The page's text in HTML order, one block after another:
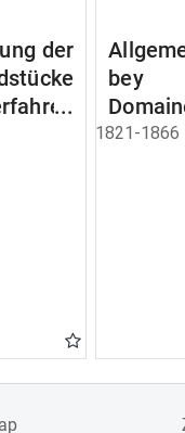
der
bey
1821-1866